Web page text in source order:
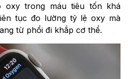
oxy trong máu tiêu tốn khá
tục đo lường tỷ lệ oxy mà
từ phổi đi khắp cơ thể.